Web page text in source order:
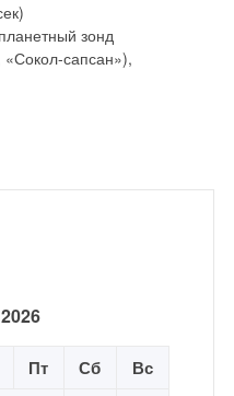
зонд
сапсан»),
Пт Сб Вс